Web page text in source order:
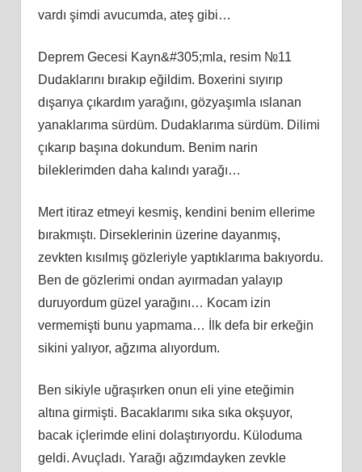
vardı şimdi avucumda, ateş gibi…
Deprem Gecesi Kayn&#305;mla, resim №11
Dudaklarını bırakıp eğildim. Boxerini sıyırıp
dışarıya çıkardım yarağını, gözyaşımla ıslanan
yanaklarıma sürdüm. Dudaklarıma sürdüm. Dilimi
çıkarıp başına dokundum. Benim narin
bileklerimden daha kalındı yarağı…
Mert itiraz etmeyi kesmiş, kendini benim ellerime
bırakmıştı. Dirseklerinin üzerine dayanmış,
zevkten kısılmış gözleriyle yaptıklarıma bakıyordu.
Ben de gözlerimi ondan ayırmadan yalayıp
duruyordum güzel yarağını… Kocam izin
vermemişti bunu yapmama… İlk defa bir erkeğin
sikini yalıyor, ağzıma alıyordum.
Ben sikiyle uğraşırken onun eli yine eteğimin
altına girmişti. Bacaklarımı sıka sıka okşuyor,
bacak içlerimde elini dolaştırıyordu. Küloduma
geldi. Avuçladı. Yarağı ağzımdayken zevkle